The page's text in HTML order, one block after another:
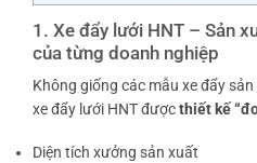
1. Xe đẩy lưới HNT – Sản
của từng doanh nghiệp
Không giống các mẫu xe đẩy
xe đẩy lưới HNT đượcthiết kế
Diện tích xưởng sản xuất